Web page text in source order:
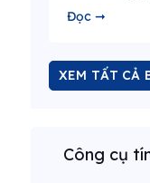
Đọc ➞
XEM TẤT CẢ
Công cụ